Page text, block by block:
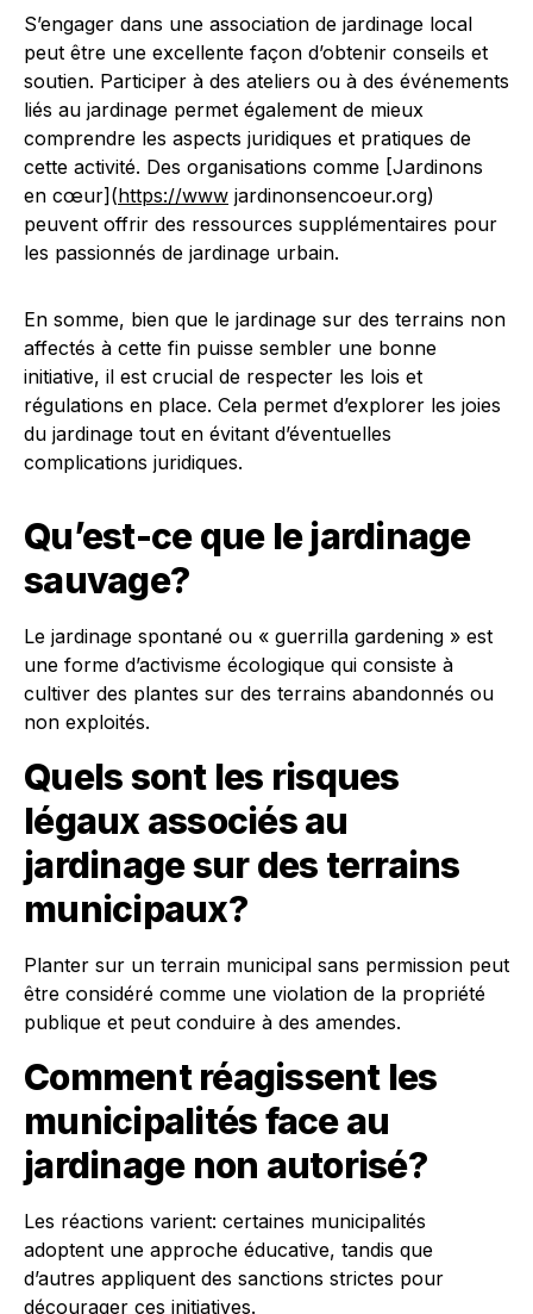
S’engager dans une association de jardinage local
peut être une excellente façon d’obtenir conseils et
soutien. Participer à des ateliers ou à des événements
liés au jardinage permet également de mieux
comprendre les aspects juridiques et pratiques de
cette activité. Des organisations comme [Jardinons
en cœur](https://www jardinonsencoeur.org)
peuvent offrir des ressources supplémentaires pour
les passionnés de jardinage urbain.
En somme, bien que le jardinage sur des terrains non
affectés à cette fin puisse sembler une bonne
initiative, il est crucial de respecter les lois et
régulations en place. Cela permet d’explorer les joies
du jardinage tout en évitant d’éventuelles
complications juridiques.
Qu’est-ce que le jardinage
sauvage?
Le jardinage spontané ou « guerrilla gardening » est
une forme d’activisme écologique qui consiste à
cultiver des plantes sur des terrains abandonnés ou
non exploités.
Quels sont les risques
légaux associés au
jardinage sur des terrains
municipaux?
Planter sur un terrain municipal sans permission peut
être considéré comme une violation de la propriété
publique et peut conduire à des amendes.
Comment réagissent les
municipalités face au
jardinage non autorisé?
Les réactions varient: certaines municipalités
adoptent une approche éducative, tandis que
d’autres appliquent des sanctions strictes pour
décourager ces initiatives.